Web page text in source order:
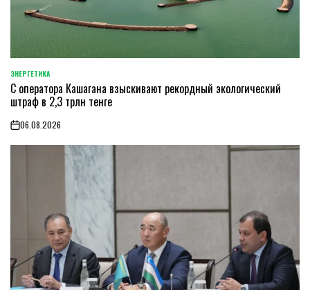
POSTED
IN
ЭНЕРГЕТИКА
С оператора Кашагана взыскивают рекордный экологический
штраф в 2,3 трлн тенге
on06.08.2026